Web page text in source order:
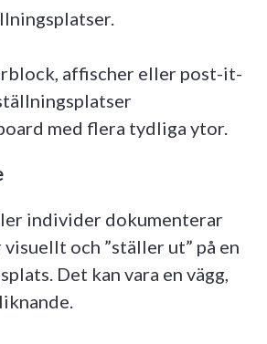
affischer eller post-it-
med flera tydliga ytor.
individer dokumenterar
visuellt och ”ställer ut” på en
Det kan vara en vägg,